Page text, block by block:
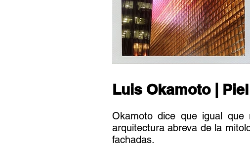
Luis Okamoto | Piel
Okamoto dice que igual
arquitectura abreva de la
fachadas.